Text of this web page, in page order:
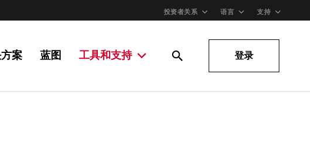
投资者关系 语言 支持
案 蓝图 工具和支持 登录